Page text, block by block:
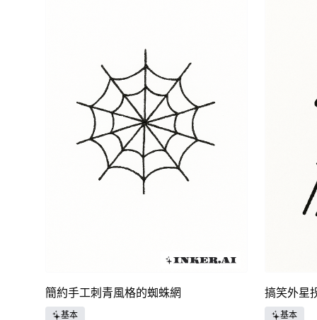
簡約手工刺青風格的蜘蛛網
基本
搞笑外星
基本